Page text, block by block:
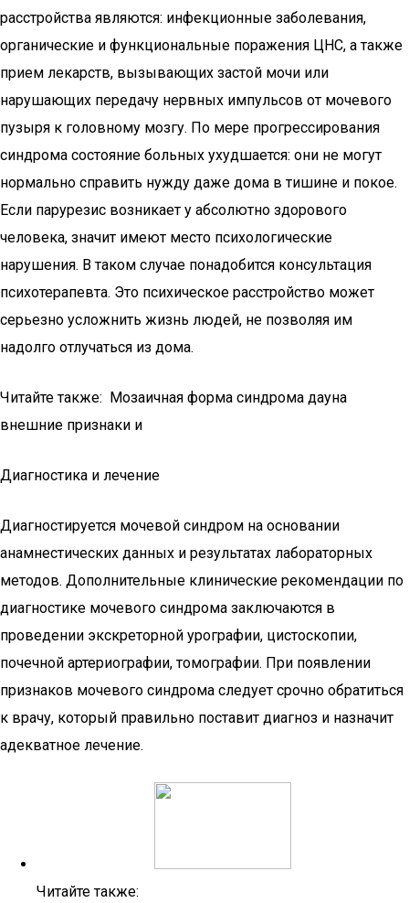
расстройства являются: инфекционные заболевания,
органические и функциональные поражения ЦНС, а также
прием лекарств, вызывающих застой мочи или
нарушающих передачу нервных импульсов от мочевого
пузыря к головному мозгу. По мере прогрессирования
синдрома состояние больных ухудшается: они не могут
нормально справить нужду даже дома в тишине и покое.
Если парурезис возникает у абсолютно здорового
человека, значит имеют место психологические
нарушения. В таком случае понадобится консультация
психотерапевта. Это психическое расстройство может
серьезно усложнить жизнь людей, не позволяя им
надолго отлучаться из дома.
Читайте также: Мозаичная форма синдрома дауна
внешние признаки и
Диагностика и лечение
Диагностируется мочевой синдром на основании
анамнестических данных и результатах лабораторных
методов. Дополнительные клинические рекомендации по
диагностике мочевого синдрома заключаются в
проведении экскреторной урографии, цистоскопии,
почечной артериографии, томографии. При появлении
признаков мочевого синдрома следует срочно обратиться
к врачу, который правильно поставит диагноз и назначит
адекватное лечение.
Читайте также: